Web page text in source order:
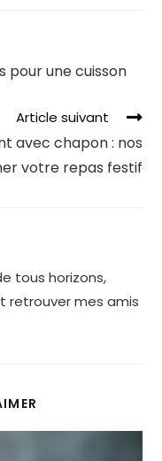
pour une cuisson
Article suivant
avec chapon : nos
votre repas festif
tous horizons,
retrouver mes amis